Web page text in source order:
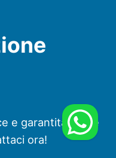
e garantita per le
ora!